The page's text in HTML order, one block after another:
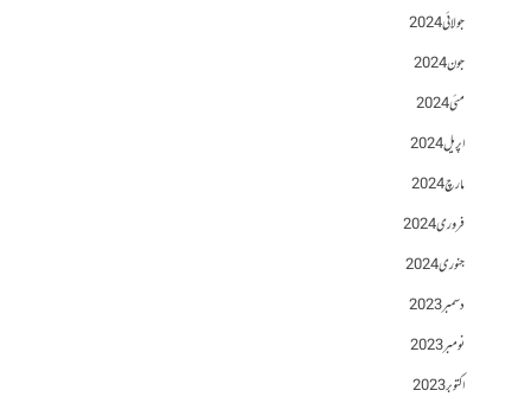
جولائی 2024
جون 2024
مئی 2024
اپریل 2024
مارچ 2024
فروری 2024
جنوری 2024
دسمبر 2023
نومبر 2023
اکتوبر 2023